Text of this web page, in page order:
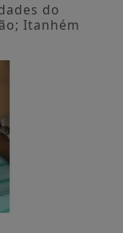
do
Itanhém